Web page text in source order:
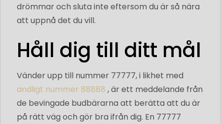
drömmar och sluta inte eftersom du är så nära
att uppnå det du vill.
Håll dig till ditt mål
Vänder upp till nummer 77777, i likhet med
andligt nummer 88888 , är ett meddelande från
de bevingade budbärarna att berätta att du är
på rätt väg och gör bra ifrån dig. En 77777